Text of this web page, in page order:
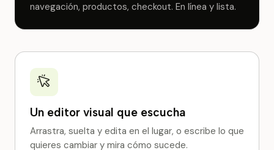
navegación, productos, checkout. En línea y lista.
Un editor visual que escucha
Arrastra, suelta y edita en el lugar, o escribe lo que
quieres cambiar y mira cómo sucede.